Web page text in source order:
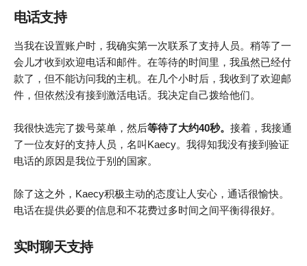
电话支持
当我在设置账户时，我确实第一次联系了支持人员。稍等了一
会儿才收到欢迎电话和邮件。在等待的时间里，我虽然已经付
款了，但不能访问我的主机。在几个小时后，我收到了欢迎邮
件，但依然没有接到激活电话。我决定自己拨给他们。
我很快选完了拨号菜单，然后等待了大约40秒。 接着，我接通
了一位友好的支持人员，名叫Kaecy。我得知我没有接到验证
电话的原因是我位于别的国家。
除了这之外，Kaecy积极主动的态度让人安心，通话很愉快。
电话在提供必要的信息和不花费过多时间之间平衡得很好。
实时聊天支持